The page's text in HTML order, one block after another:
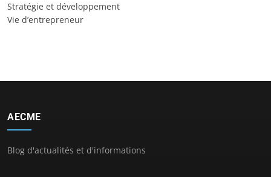
Stratégie et développement
Vie d’entrepreneur
AECME
Blog d'actualités et d'informations